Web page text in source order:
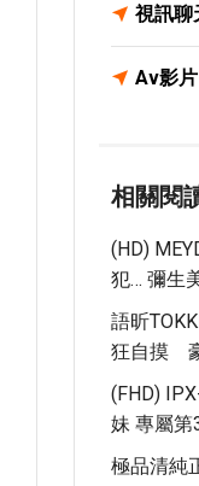
視訊聊
Av影片
相關閱
(HD)
犯… 彌生
語昕
狂自摸
(FHD)
妹 專屬第
極品清純